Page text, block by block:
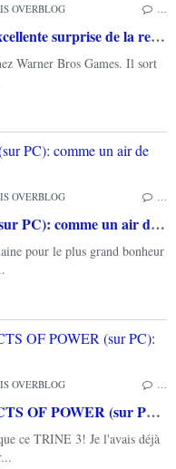
OVERBLOG
TEST de MAD MAX (sur PS4): l'excellente surprise de la rentrée!
Warner Bros Games. Il sort
OVERBLOG
TEST d' ACT OF AGGRESSION (sur PC): comme un air de Command & Conquer!
pour le plus grand bonheur
OVERBLOG
TEST de TRINE 3 THE ARTEFACTS OF POWER (sur PC): le plus beau jeu de plate-formes!
ce TRINE 3! Je l'avais déjà